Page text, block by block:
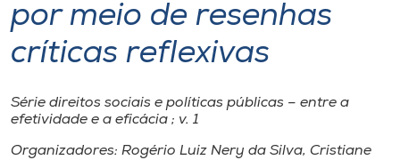
Editora
Rádio
Museu
por meio de resenhas
críticas reflexivas
Série direitos sociais e políticas públicas – entre a
efetividade e a eficácia ; v. 1
Organizadores: Rogério Luiz Nery da Silva, Cristiane